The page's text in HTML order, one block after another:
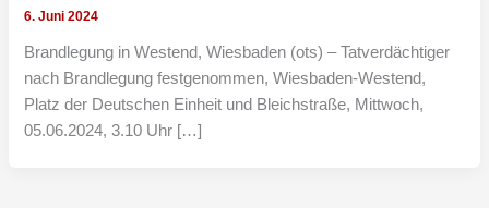
6. Juni 2024
Brandlegung in Westend, Wiesbaden (ots) – Tatverdächtiger
nach Brandlegung festgenommen, Wiesbaden-Westend,
Platz der Deutschen Einheit und Bleichstraße, Mittwoch,
05.06.2024, 3.10 Uhr […]